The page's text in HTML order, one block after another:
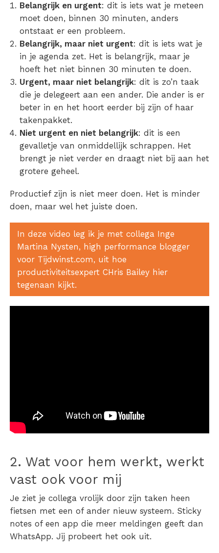
Belangrijk en urgent: dit is iets wat je meteen
moet doen, binnen 30 minuten, anders
ontstaat er een probleem.
Belangrijk, maar niet urgent: dit is iets wat je
in je agenda zet. Het is belangrijk, maar je
hoeft het niet binnen 30 minuten te doen.
Urgent, maar niet belangrijk: dit is zo’n taak
die je delegeert aan een ander. Die ander is er
beter in en het hoort eerder bij zijn of haar
takenpakket.
Niet urgent en niet belangrijk: dit is een
gevalletje van onmiddellijk schrappen. Het
brengt je niet verder en draagt niet bij aan het
grotere geheel.
Productief zijn is niet meer doen. Het is minder
doen, maar wel het juiste doen.
In deze video leg ik je met collega Inge
Martina Nysten, high performance blogger
voor Tijdwinst.com, uit hoe
productiviteitsexpert CHris Bailey hier
tegenaan kijkt.
2. Wat voor hem werkt, werkt
vast ook voor mij
Je ziet je collega vrolijk door zijn taken heen
fietsen met een of ander nieuw systeem. Sticky
notes of een app die meer meldingen geeft dan
WhatsApp. Jij probeert het ook uit.